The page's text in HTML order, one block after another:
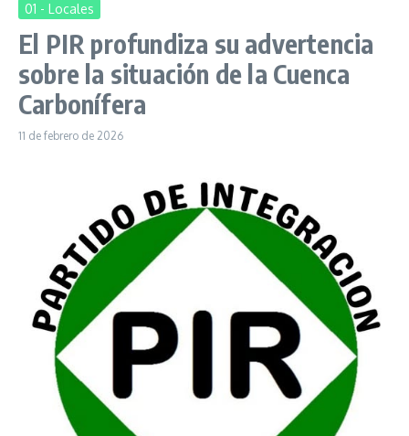
01 - Locales
El PIR profundiza su advertencia
sobre la situación de la Cuenca
Carbonífera
11 de febrero de 2026